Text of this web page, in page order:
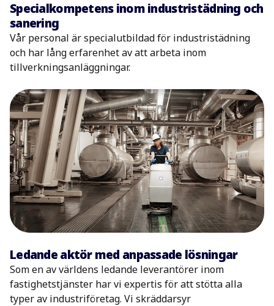
Specialkompetens inom industristädning och
sanering
Vår personal är specialutbildad för industristädning
och har lång erfarenhet av att arbeta inom
tillverkningsanläggningar.
Ledande aktör med anpassade lösningar
Som en av världens ledande leverantörer inom
fastighetstjänster har vi expertis för att stötta alla
typer av industriföretag. Vi skräddarsyr